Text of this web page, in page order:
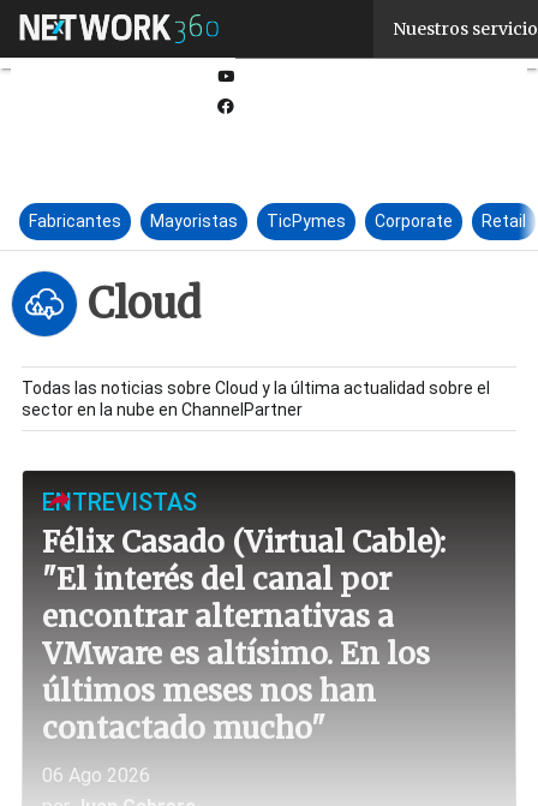
Nuestros
Fabricantes Mayoristas TicPymes Corporate Retail
Cloud
Todas las noticias sobre Cloud y la última actualidad sobre el
sector en la nube en ChannelPartner
ENTREVISTAS
Félix Casado (Virtual Cable):
"El interés del canal por
encontrar alternativas a
VMware es altísimo. En los
últimos meses nos han
contactado mucho"
06 Ago 2026